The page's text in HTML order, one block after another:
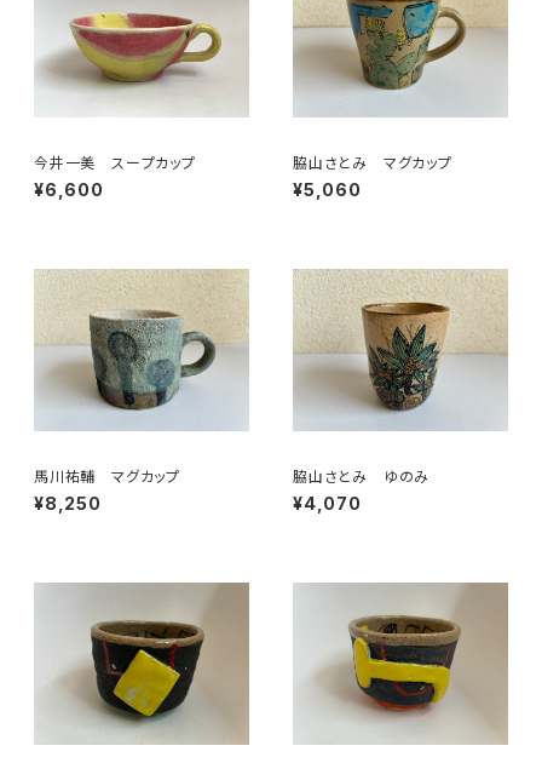
今井一美 スープカップ
¥6,600
脇山さとみ マグカップ
¥5,060
馬川祐輔 マグカップ
¥8,250
脇山さとみ ゆのみ
¥4,070